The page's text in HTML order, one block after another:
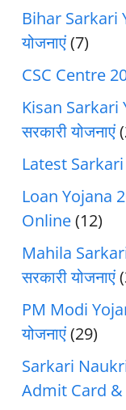
Bihar Sarkari
योजनाएं(7)
CSC Centre
Kisan Sarkari
सरकारी योजनाएं
Latest
Loan Yojana
Online(12)
Mahila
सरकारी योजनाएं
PM Modi
योजनाएं(29)
Sarkari
Admit Card &